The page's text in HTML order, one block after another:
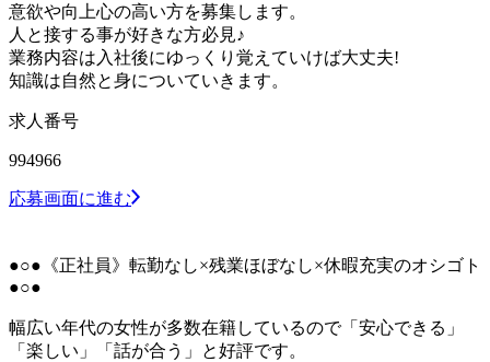
意欲や向上心の高い方を募集します。
人と接する事が好きな方必見♪
業務内容は入社後にゆっくり覚えていけば大丈夫!
知識は自然と身についていきます。
求人番号
994966
応募画面に進む
●○●《正社員》転勤なし×残業ほぼなし×休暇充実のオシゴト
●○●
幅広い年代の女性が多数在籍しているので「安心できる」
「楽しい」「話が合う」と好評です。